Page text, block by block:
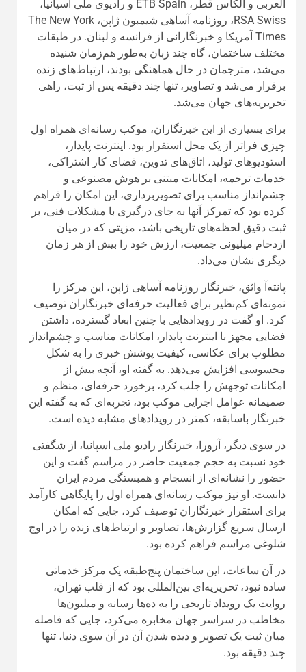
العربی و الکاس قطر، ETB Spain و رادیوی ملی اسپانیا،
RSA Swiss، روزنامه آساهی شیمبون ژاپن، The New York
Times آمریکا و خبرنگارانی از فرانسه و لبنان. در طبقات
مختلف ساختمان، گاه چند زبان به‌طور هم‌زمان شنیده
می‌شد، مترجمان در حال هماهنگی بودند، ارتباط‌های زنده
برقرار می‌شد و تصاویر، تنها چند دقیقه پس از ثبت، راهی
تحریریه‌های جهان می‌شد.
برای بسیاری از این خبرنگاران، موکب رسانه‌ای همراه اول
چیزی فراتر از یک محل استقرار بود. اینترنت پایدار،
استودیوهای تولید، اتاق‌های تدوین، فضای کار اشتراکی،
خدمات ترجمه، امکانات مبتنی بر هوش مصنوعی و
چشم‌انداز مناسب برای تصویربرداری، این امکان را فراهم
کرده بود که تمرکز آنها به جای درگیری با مشکلات فنی، بر
ثبت دقیق لحظه‌های تاریخی باشد، مزیتی که در میان
ازدحام میلیونی جمعیت، ارزش خود را بیش از هر زمان
دیگری نشان می‌داد.
پانته‌آ واثق، خبرنگار روزنامه آساهی ژاپن، این مرکز را
نمونه‌ای کم‌نظیر برای فعالیت حرفه‌ای خبرنگاران توصیف
کرد. او گفت در رویدادهایی با چنین ابعاد گسترده، داشتن
فضایی مجهز با اینترنت پایدار، امکانات مناسب و چشم‌انداز
مطلوب برای عکاسی، کیفیت پوشش خبری را به شکل
محسوسی افزایش می‌دهد. به گفته او، آنچه بیش از
امکانات توجهش را جلب کرد، برخورد حرفه‌ای، منظم و
صمیمانه عوامل اجرایی موکب بود، تجربه‌ای که به گفته این
خبرنگار باسابقه، کمتر در رویدادهای مشابه دیده است.
در سوی دیگر، آرورا، خبرنگار رادیو ملی اسپانیا، از شگفتی
خود نسبت به حجم جمعیت حاضر در مراسم گفت و این
حضور را نشانه‌ای از انسجام و همبستگی مردم ایران
دانست. او نیز موکب رسانه‌ای همراه اول را پایگاهی کارآمد
برای استقرار خبرنگاران توصیف کرد، جایی که امکان
ارسال سریع گزارش‌ها، تصاویر و ارتباط‌های زنده را در اوج
شلوغی مراسم فراهم کرده بود.
در آن ساعات، این ساختمان پنج‌طبقه یک مرکز خدماتی
ساده نبود، تحریریه‌ای بین‌المللی بود که از قلب تهران،
روایت یک رویداد تاریخی را به ده‌ها رسانه و میلیون‌ها
مخاطب در سراسر جهان مخابره می‌کرد، جایی که فاصله
میان ثبت یک تصویر و دیده شدن آن در آن سوی دنیا، تنها
چند دقیقه بود.